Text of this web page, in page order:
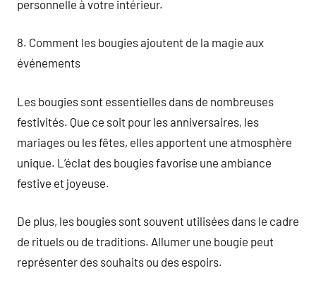
personnelle à votre intérieur.
8. Comment les bougies ajoutent de la magie aux
événements
Les bougies sont essentielles dans de nombreuses
festivités. Que ce soit pour les anniversaires, les
mariages ou les fêtes, elles apportent une atmosphère
unique. L’éclat des bougies favorise une ambiance
festive et joyeuse.
De plus, les bougies sont souvent utilisées dans le cadre
de rituels ou de traditions. Allumer une bougie peut
représenter des souhaits ou des espoirs.